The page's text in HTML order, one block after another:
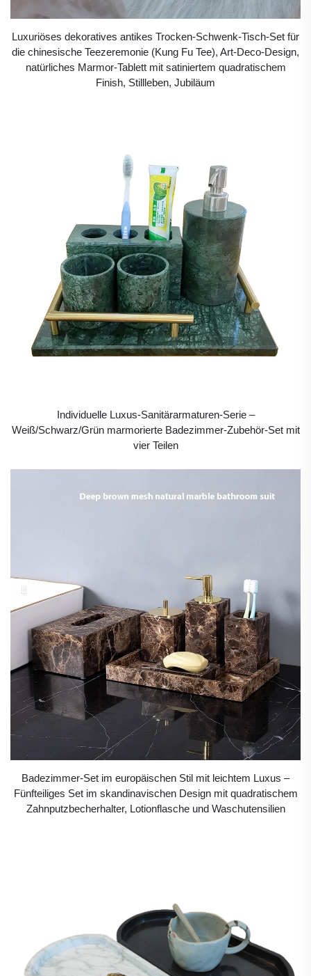
Luxuriöses dekoratives antikes Trocken-Schwenk-Tisch-Set für
die chinesische Teezeremonie (Kung Fu Tee), Art-Deco-Design,
natürliches Marmor-Tablett mit satiniertem quadratischem
Finish, Stillleben, Jubiläum
Individuelle Luxus-Sanitärarmaturen-Serie –
Weiß/Schwarz/Grün marmorierte Badezimmer-Zubehör-Set mit
vier Teilen
Badezimmer-Set im europäischen Stil mit leichtem Luxus –
Fünfteiliges Set im skandinavischen Design mit quadratischem
Zahnputzbecherhalter, Lotionflasche und Waschutensilien